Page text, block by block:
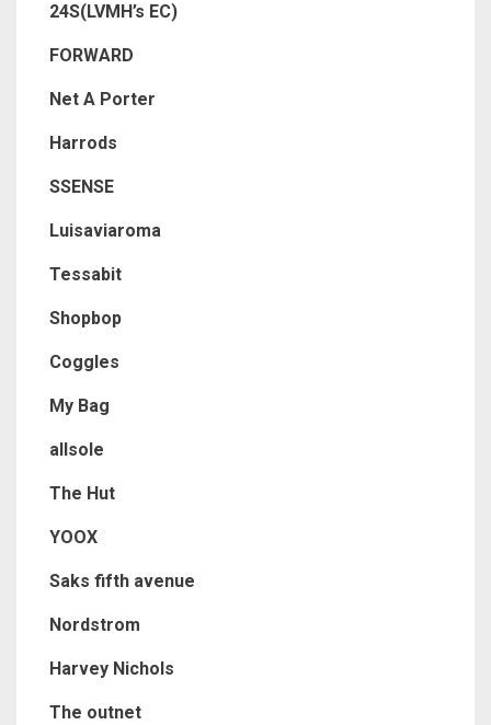
24S(LVMH’s EC)
FORWARD
Net A Porter
Harrods
SSENSE
Luisaviaroma
Tessabit
Shopbop
Coggles
My Bag
allsole
The Hut
YOOX
Saks fifth avenue
Nordstrom
Harvey Nichols
The outnet